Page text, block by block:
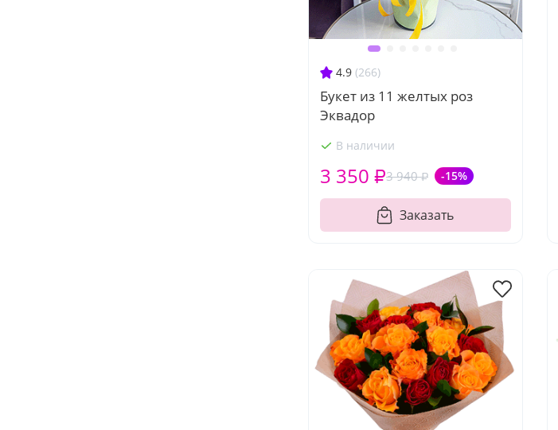
4.9 (266)
Букет из 11 желтых роз
Эквадор
В наличии
3 940 ₽ -15%
3 350 ₽
Заказать